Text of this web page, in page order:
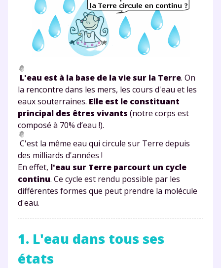
L'eau est à la base de la vie sur la Terre. On
la rencontre dans les mers, les cours d'eau et les
eaux souterraines. Elle est le constituant
principal des êtres vivants (notre corps est
composé à 70% d’eau !).
C'est la même eau qui circule sur Terre depuis
des milliards d'années !
En effet, l'eau sur Terre parcourt un cycle
continu. Ce cycle est rendu possible par les
différentes formes que peut prendre la molécule
d'eau.
1. L'eau dans tous ses
états